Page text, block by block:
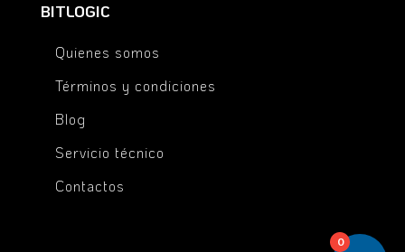
BITLOGIC
Quienes somos
Términos y condiciones
Blog
Servicio técnico
Contactos
0